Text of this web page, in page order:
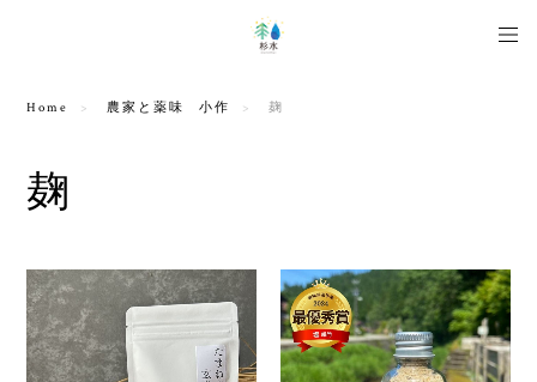
Home 農家と薬味 小作 麹
麹